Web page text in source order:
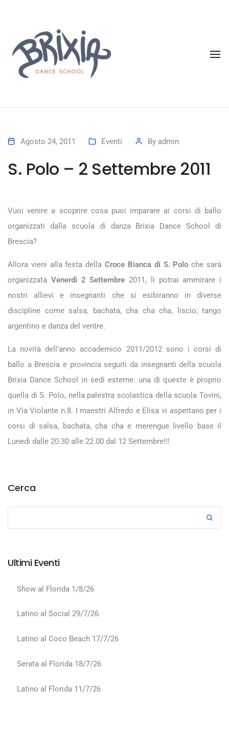
Agosto 24, 2011 Eventi By admin
S. Polo – 2 Settembre 2011
Vuoi venire a scoprire cosa puoi imparare ai corsi di ballo
organizzati dalla scuola di danza Brixia Dance School di
Brescia?
Allora vieni alla festa dellaCroce Bianca di S. Polo che sarà
organizzata Venerdì 2 Settembre 2011, lì potrai ammirare i
nostri allievi e insegnanti che si esibiranno in diverse
discipline come salsa, bachata, cha cha cha, liscio, tango
argentino e danza del ventre.
La novità dell’anno accademico 2011/2012 sono i corsi di
ballo a Brescia e provincia seguiti da insegnanti della scuola
Brixia Dance School in sedi esterne: una di queste è proprio
quella di S. Polo, nella palestra scolastica della scuola Tovini,
in Via Violante n.8. I maestri Alfredo e Elisa vi aspettano per i
corsi di salsa, bachata, cha cha e merengue livello base il
Lunedì dalle 20.30 alle 22.00 dal 12 Settembre!!!
Cerca
Ultimi Eventi
Show al Florida 1/8/26
Latino al Social 29/7/26
Latino al Coco Beach 17/7/26
Serata al Florida 18/7/26
Latino al Florida 11/7/26